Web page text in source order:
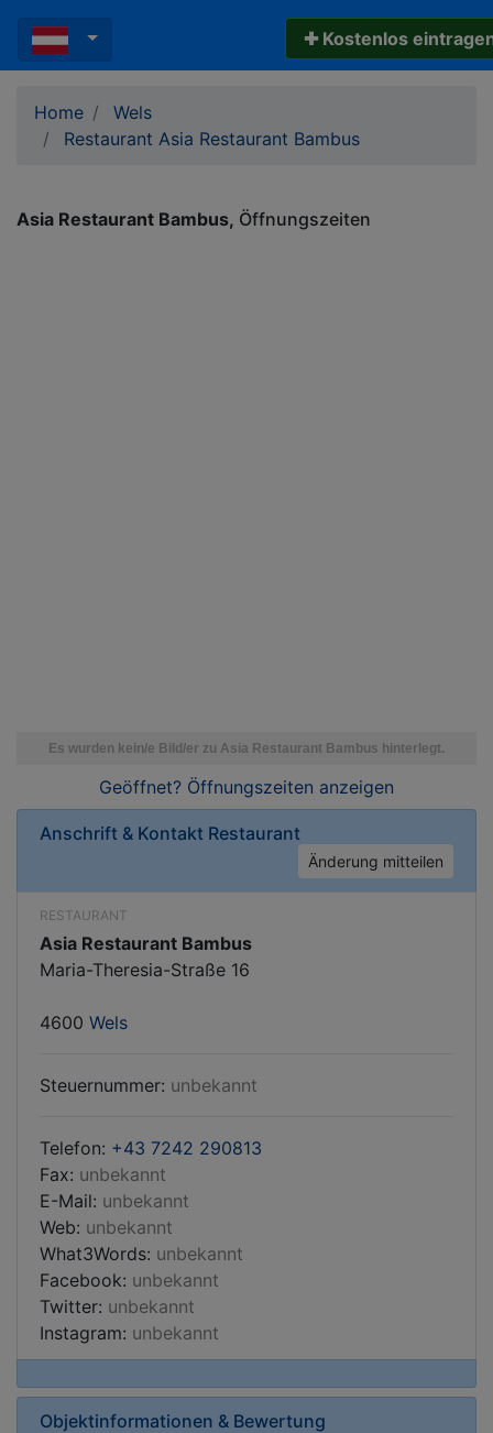
✚ Kostenlos
Home
Wels
Restaurant Asia Restaurant Bambus
Asia Restaurant Bambus Öffnungszeiten
Geöffnet? Öffnungszeiten anzeigen
Anschrift & Kontakt Restaurant
Änderung mitteilen
RESTAURANT
Asia Restaurant Bambus
Maria-Theresia-Straße 16
4600 Wels
Steuernummer: unbekannt
Telefon: +43 7242 290813
Fax: unbekannt
E-Mail: unbekannt
Web: unbekannt
What3Words: unbekannt
Facebook: unbekannt
Twitter: unbekannt
Instagram: unbekannt
Objektinformationen & Bewertung